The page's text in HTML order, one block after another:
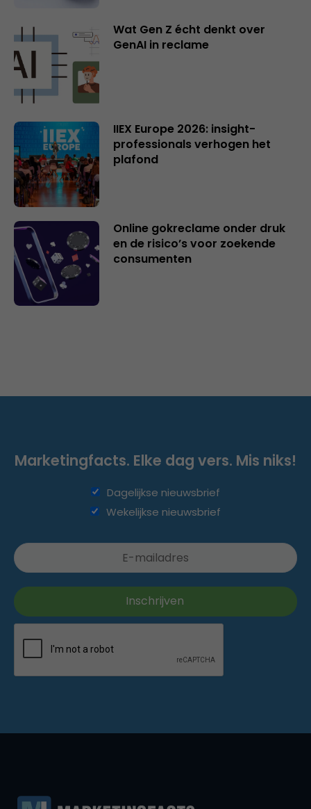
Wat Gen Z écht denkt over
GenAI in reclame
IIEX Europe 2026: insight-
professionals verhogen het
plafond
Online gokreclame onder druk
en de risico’s voor zoekende
consumenten
Marketingfacts. Elke dag vers. Mis niks!
Dagelijkse nieuwsbrief
Wekelijkse nieuwsbrief